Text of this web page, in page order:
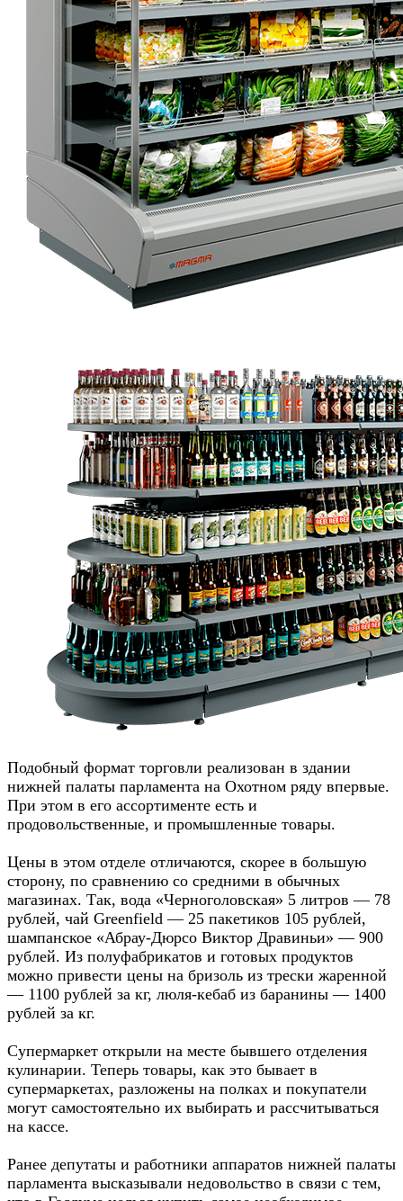
Подобный формат торговли реализован в здании
нижней палаты парламента на Охотном ряду впервые.
При этом в его ассортименте есть и
продовольственные, и промышленные товары.
Цены в этом отделе отличаются, скорее в большую
сторону, по сравнению со средними в обычных
магазинах. Так, вода «Черноголовская» 5 литров — 78
рублей, чай Greenfield — 25 пакетиков 105 рублей,
шампанское «Абрау-Дюрсо Виктор Дравиньи» — 900
рублей. Из полуфабрикатов и готовых продуктов
можно привести цены на бризоль из трески жаренной
— 1100 рублей за кг, люля-кебаб из баранины — 1400
рублей за кг.
Супермаркет открыли на месте бывшего отделения
кулинарии. Теперь товары, как это бывает в
супермаркетах, разложены на полках и покупатели
могут самостоятельно их выбирать и рассчитываться
на кассе.
Ранее депутаты и работники аппаратов нижней палаты
парламента высказывали недовольство в связи с тем,